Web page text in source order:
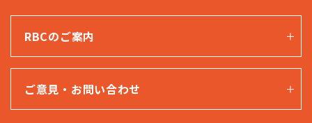
RBCのご案内
ご意見・お問い合わせ